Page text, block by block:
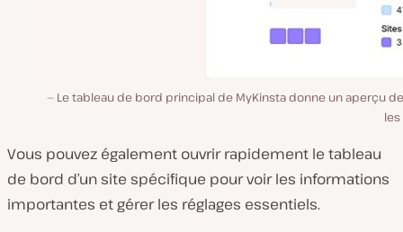
Le tableau de bord principal de MyKinsta donne un aperçu
Vous pouvez également ouvrir rapidement le tableau
de bord d’un site spécifique pour voir les informations
importantes et gérer les réglages essentiels.